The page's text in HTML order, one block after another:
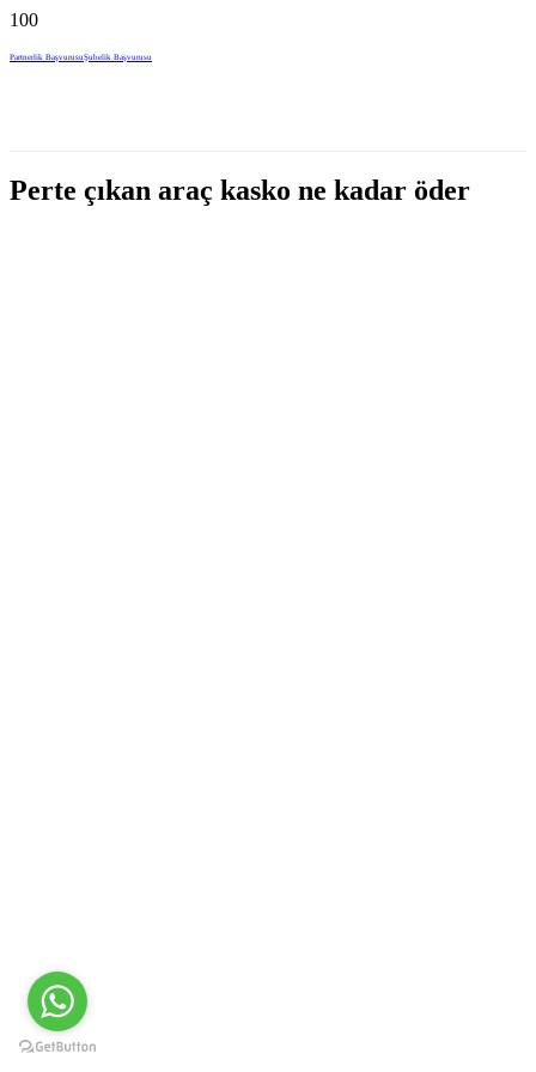
Partnerlik BaşvurusuŞubelik Başvurusu
Perte çıkan araç kasko ne kadar öder